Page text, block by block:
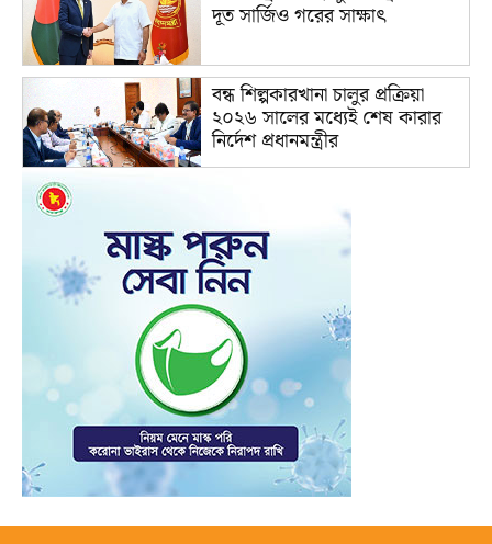
দূত সার্জিও গরের সাক্ষাৎ
বন্ধ শিল্পকারখানা চালুর প্রক্রিয়া
২০২৬ সালের মধ্যেই শেষ কারার
নির্দেশ প্রধানমন্ত্রীর